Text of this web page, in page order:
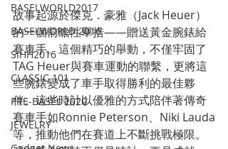
BASELWORLD2017
BASELWORLD 2016
SIHH2016
CLASSIC 101
PRE-BASEL 2020
JEWELRY
故事起源於傑克．豪雅（Jack Heuer）
的一個前瞻性舉措——贈送黃金腕錶給
賽車手。這個精巧的舉動，不僅牢固了
TAG Heuer與賽車運動的聯繫，更將這
些腕錶變成了車手取得勝利的最佳夥
伴。這些時計以優雅的方式陪伴著傳奇
賽車手如Ronnie Peterson、Niki Lauda
等，推動他們在賽道上不斷挑戰極限。